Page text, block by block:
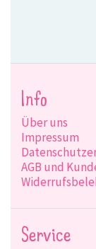
Info
Über uns
Impressum
AGB und
Service